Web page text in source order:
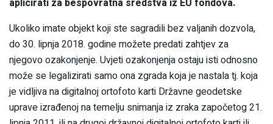
aplicirati za bespovratna sredstva iz EU fondova.
Ukoliko imate objekt koji ste sagradili bez valjanih dozvola,
do 30. lipnja 2018. godine možete predati zahtjev za
njegovo ozakonjenje. Uvjeti ozakonjenja ostaju isti odnosno
može se legalizirati samo ona zgrada koja je nastala tj. koja
je vidljiva na digitalnoj ortofoto karti Državne geodetske
uprave izrađenoj na temelju snimanja iz zraka započetog 21.